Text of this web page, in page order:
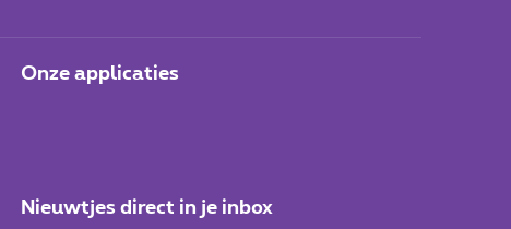
Onze applicaties
Nieuwtjes direct in je inbox